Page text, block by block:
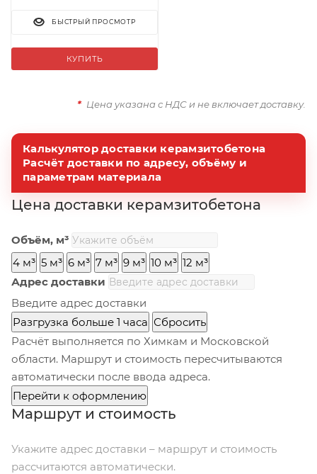
КУПИТЬ
БЫСТРЫЙ ПРОСМОТР
* Цена указана с НДС и не включает доставку.
Калькулятор доставки керамзитобетона
Расчёт доставки по адресу, объёму и
параметрам материала
Цена доставки керамзитобетона
Объём, м³
4 м³ 5 м³ 6 м³ 7 м³ 9 м³ 10 м³ 12 м³
Адрес доставки
Введите адрес доставки
Разгрузка больше 1 часа Сбросить
Расчёт выполняется по Химкам и Московской
области. Маршрут и стоимость пересчитываются
автоматически после ввода адреса.
Перейти к оформлению
Маршрут и стоимость
Укажите адрес доставки – маршрут и стоимость
рассчитаются автоматически.